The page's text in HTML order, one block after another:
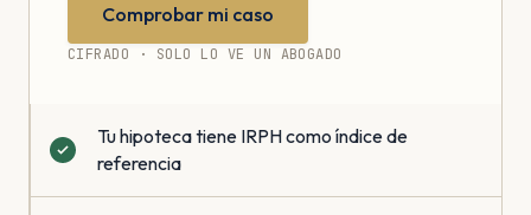
Comprobar mi caso
CIFRADO · SOLO LO VE UN ABOGADO
Tu hipoteca tiene IRPH como índice de
referencia